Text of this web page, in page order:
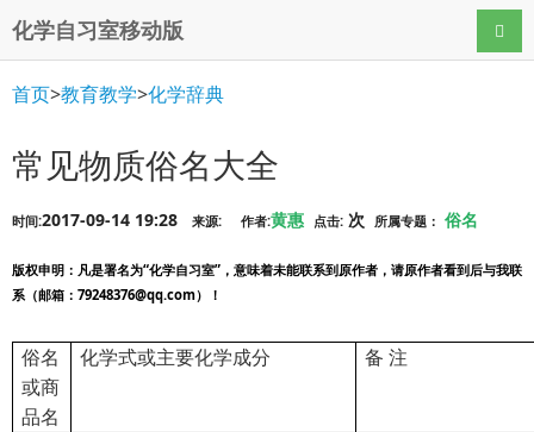
化学自习室移动版 导航
首页>教育教学>化学辞典
常见物质俗名大全
时间:2017-09-14 19:28 来源: 作者:黄惠 点击: 次 所属专题： 俗名
版权申明 ：凡是署名为“化学自习室”，意味着未能联系到原作者，请原作者看到后与我联
系（邮箱：79248376@qq.com）！
俗名
或商
品名
化学式或主要化学成分 备 注